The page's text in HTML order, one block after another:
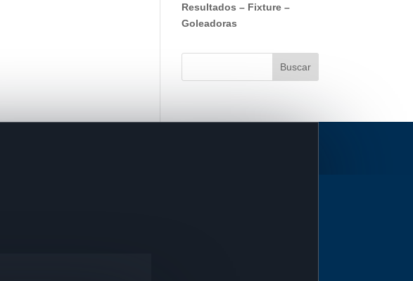
Resultados – Fixture –
Goleadoras